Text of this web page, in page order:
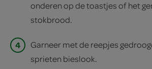
onderen op de toastjes of het
stokbrood.
4
Garneer met de reepjes
sprieten bieslook.